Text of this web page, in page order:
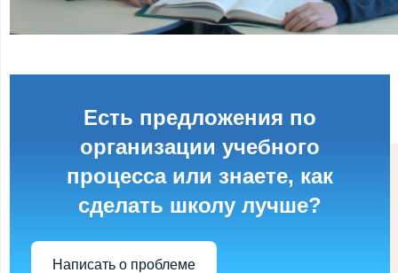
Есть предложения по
организации учебного
процесса или знаете, как
сделать школу лучше?
Написать о проблеме